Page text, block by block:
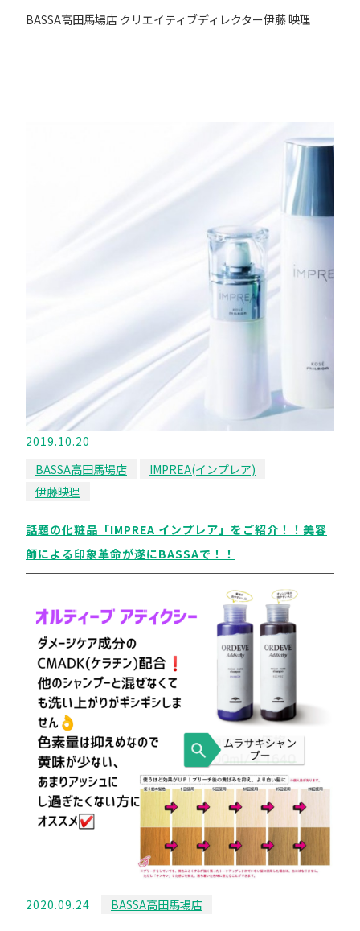
BASSA高田馬場店 クリエイティブディレクター伊藤 映理
2019.10.20
BASSA高田馬場店
IMPREA(インプレア)
伊藤映理
話題の化粧品「IMPREA インプレア」をご紹介！！美容
師による印象革命が遂にBASSAで！！
2020.09.24 BASSA高田馬場店